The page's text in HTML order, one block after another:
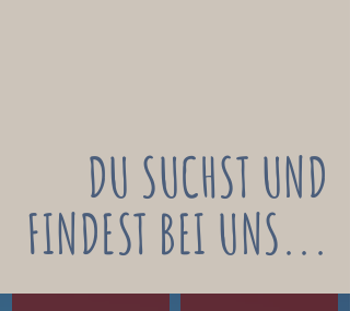
DU SUCHST UND
FINDEST BEI UNS...